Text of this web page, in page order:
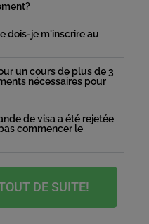
dois-je m'inscrire au
un cours de plus de 3
nécessaires pour
de visa a été rejetée
commencer le
DE SUITE!